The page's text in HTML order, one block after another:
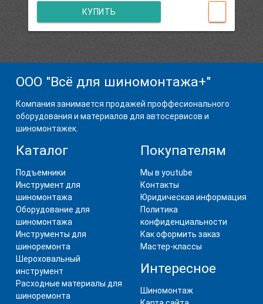
КУПИТЬ
ООО "Всё для шиномонтажа+"
Компания занимается продажей проффесионального
оборудования и материалов для автосервисов и
шиномонтажек.
Каталог
Подъемники
Инструмент для
шиномонтажа
Оборудование для
шиномонтажа
Инструменты для
шиноремонта
Шероховальный
инструмент
Расходные материалы для
шиноремонта
Покупателям
Мы в youtube
Контакты
Юридическая информация
Политика
конфиденциальности
Как оформить заказ
Мастер-классы
Интересное
Шиномонтаж